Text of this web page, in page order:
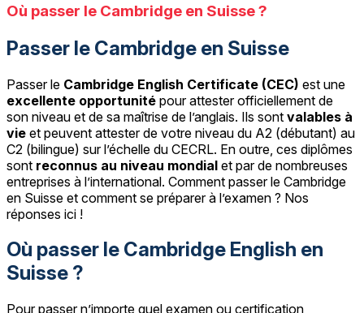
Où passer le Cambridge en Suisse ?
Passer le Cambridge en Suisse
Passer le Cambridge English Certificate (CEC) est une
excellente opportunité pour attester officiellement de
son niveau et de sa maîtrise de l’anglais. Ils sont valables à
vie et peuvent attester de votre niveau du A2 (débutant) au
C2 (bilingue) sur l’échelle du CECRL. En outre, ces diplômes
sont reconnus au niveau mondial et par de nombreuses
entreprises à l’international. Comment passer le Cambridge
en Suisse et comment se préparer à l’examen ? Nos
réponses ici !
Où passer le Cambridge English en
Suisse ?
Pour passer n’importe quel examen ou certification